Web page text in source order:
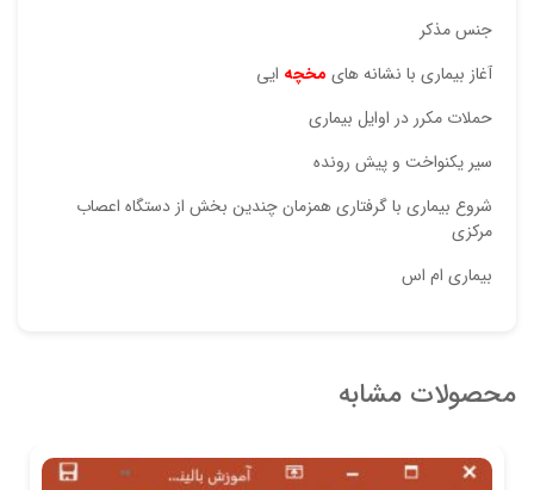
جنس مذكر
آغاز بيماري با نشانه هاي مخچه ايي
حملات مكرر در اوايل بيماري
سير يكنواخت و پيش رونده
شروع بيماري با گرفتاري همزمان چندين بخش از دستگاه اعصاب
مركزي
بیماری ام اس
محصولات مشابه